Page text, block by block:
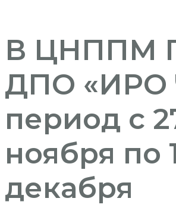
В ЦНППМ
ДПО «ИРО
период с
ноября по
декабря